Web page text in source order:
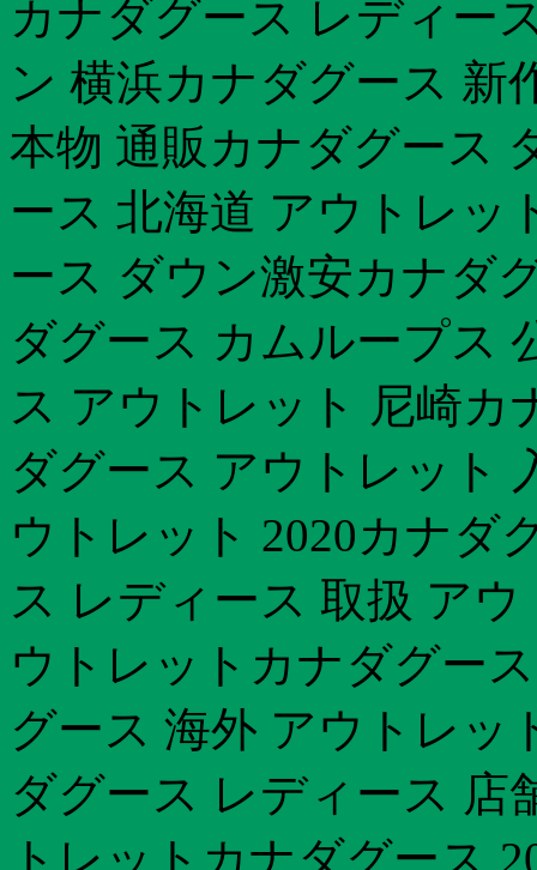
カナダグース レディー
ン 横浜カナダグース 新
本物 通販カナダグース
ース 北海道 アウトレッ
ース ダウン激安カナダ
ダグース カムループス
ス アウトレット 尼崎カ
ダグース アウトレット
ウトレット 2020カナダ
ス レディース 取扱 ア
ウトレットカナダグー
グース 海外 アウトレッ
ダグース レディース 店
トレットカナダグース